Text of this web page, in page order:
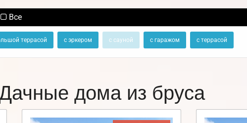
Все
террасой с эркером с сауной с гаражом с террасой
дома из бруса